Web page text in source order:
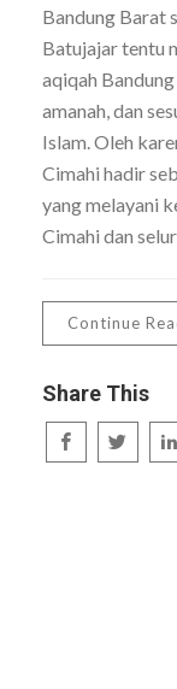
Bandung Barat
Batujajar tentu
aqiqah
amanah, dan
Islam. Oleh
Cimahi hadir
yang melayani
Cimahi dan
Continue
Share This